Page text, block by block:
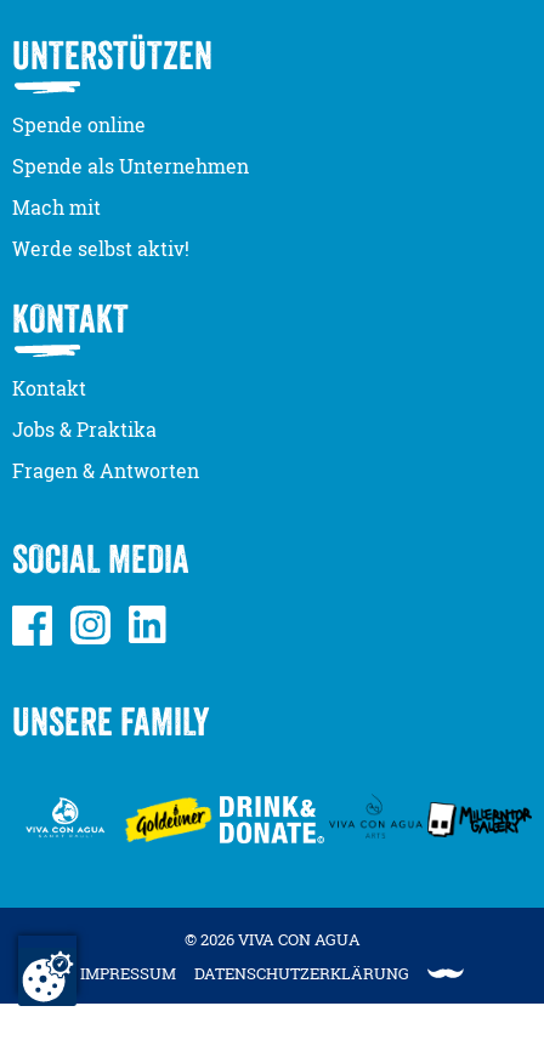
UNTERSTÜTZEN
Spende online
Spende als Unternehmen
Mach mit
Werde selbst aktiv!
KONTAKT
Kontakt
Jobs & Praktika
Fragen & Antworten
SOCIAL MEDIA
UNSERE FAMILY
© 2026 VIVA CON AGUA
IMPRESSUM
DATENSCHUTZERKLÄRUNG